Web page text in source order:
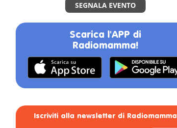
SEGNALA EVENTO
Scarica l'APP di
Radiomamma!
Iscriviti alla newsletter di Radiomamma